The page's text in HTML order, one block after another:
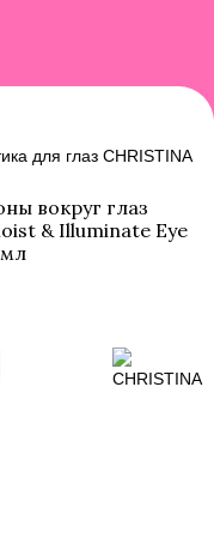
для глаз CHRISTINA
вокруг глаз
& Illuminate Eye